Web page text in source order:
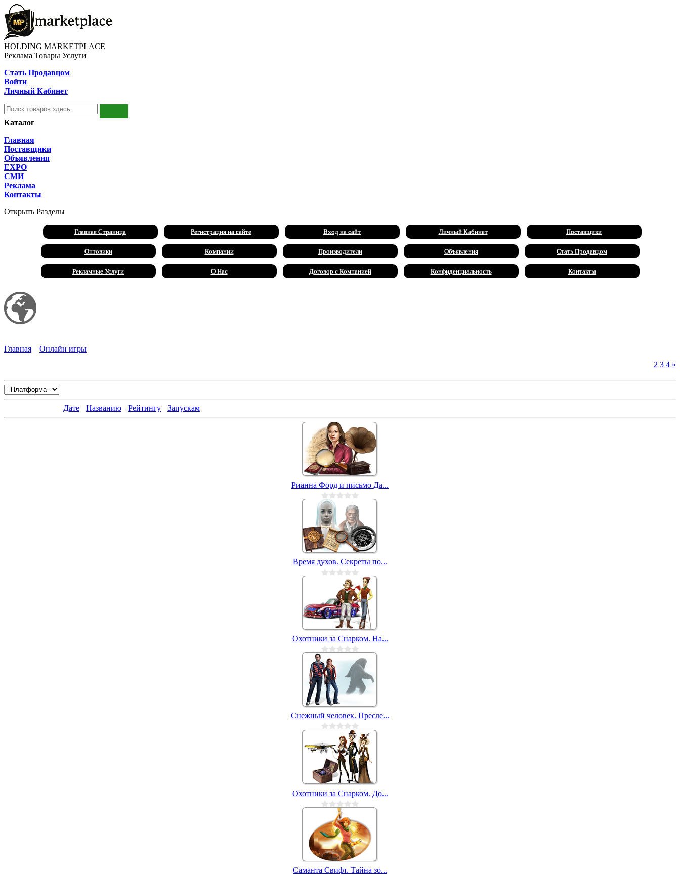
HOLDING MARKETPLACE
Реклама Товары Услуги
Стать Продавцом
Войти
Личный Кабинет
Каталог
Главная
Поставщики
Объявления
EXPO
СМИ
Реклама
Контакты
Открыть Разделы
Главная Страница Регистрация на сайте Вход на сайт Личный Кабинет Поставщики
Оптовики Компании Производители Объявления Стать Продавцом
Рекламные Услуги О Нас Договор с Компанией Конфиденциальность Контакты
Главная
Онлайн игры
2 3 4 »
Дате Названию Рейтингу Запускам
Рианна Форд и письмо Да...
Время духов. Секреты по...
Охотники за Снарком. На...
Снежный человек. Пресле...
Охотники за Снарком. До...
Саманта Свифт. Тайна зо...